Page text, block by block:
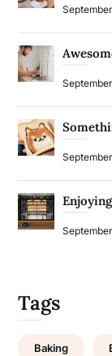
Tags
Baking